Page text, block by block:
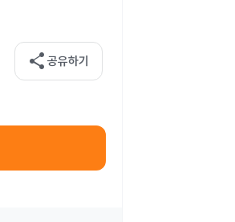
share 공유하기